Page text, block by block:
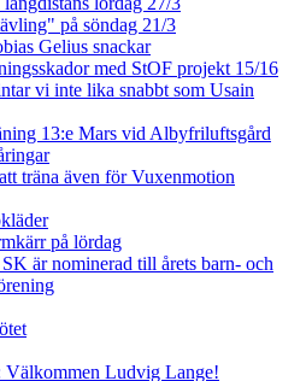
på söndag 21/3
Gelius snackar
med StOF projekt 15/16
vi inte lika snabbt som Usain
13:e Mars vid Albyfriluftsgård
träna även för Vuxenmotion
på lördag
är nominerad till årets barn- och
Välkommen Ludvig Lange!